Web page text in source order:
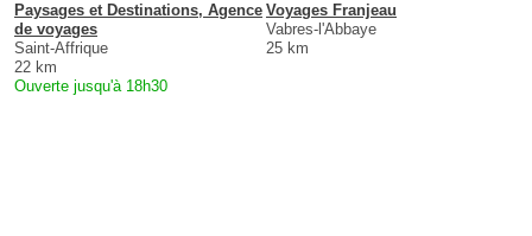
Paysages et Destinations, Agence
de voyages
Saint-Affrique
22 km
Ouverte jusqu'à 18h30
Voyages Franjeau
Vabres-l'Abbaye
25 km